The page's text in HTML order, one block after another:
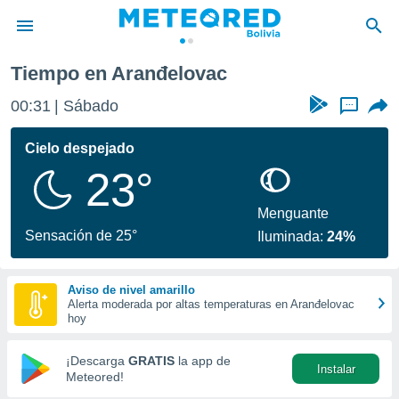
de
ha
calidad.
a este
las
y
forma
digital
basada
Tiempo en Aranđelovac
00:31 Sábado ...
Cielo despejado
23°
Sensación de 25°
Menguante
Iluminada:24%
Aviso de nivel amarillo
Alerta moderada por altas temperaturas en Aranđelovac
hoy
¡Descarga GRATIS la app de
Meteored!
Instalar